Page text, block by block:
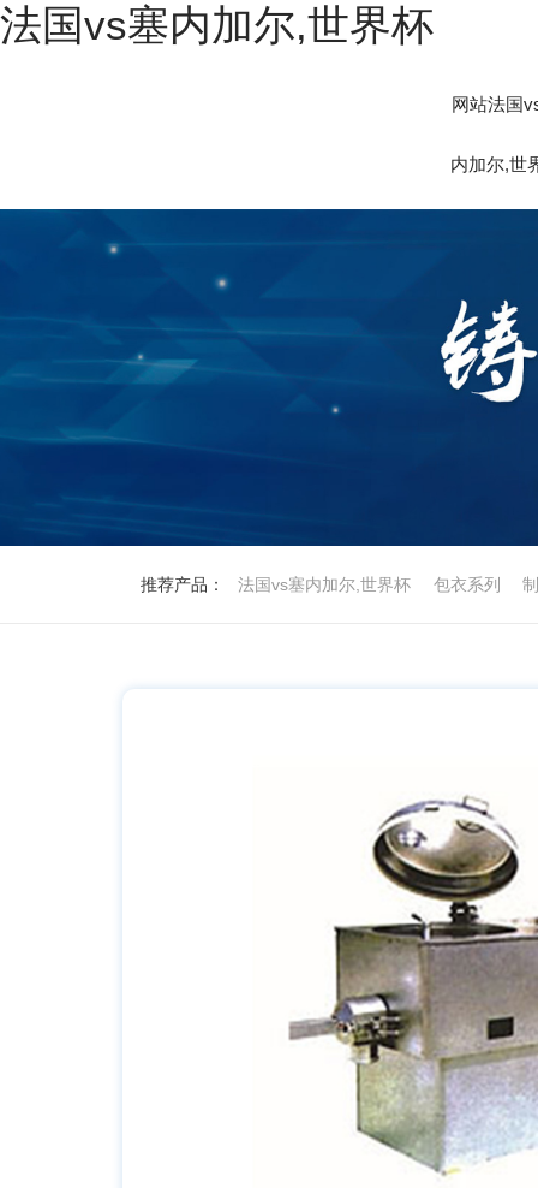
法国vs塞内加尔,世界杯
网站法国
内加尔,世
推荐产品： 法国vs塞内加尔,世界杯 包衣系列